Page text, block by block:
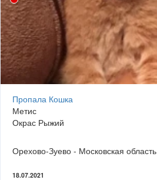
Пропала Кошка
Метис
Окрас Рыжий
Орехово-Зуево - Московская область
18.07.2021